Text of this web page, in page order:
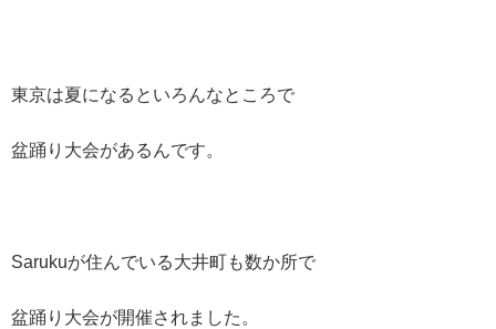
東京は夏になるといろんなところで
盆踊り大会があるんです。
Sarukuが住んでいる大井町も数か所で
盆踊り大会が開催されました。